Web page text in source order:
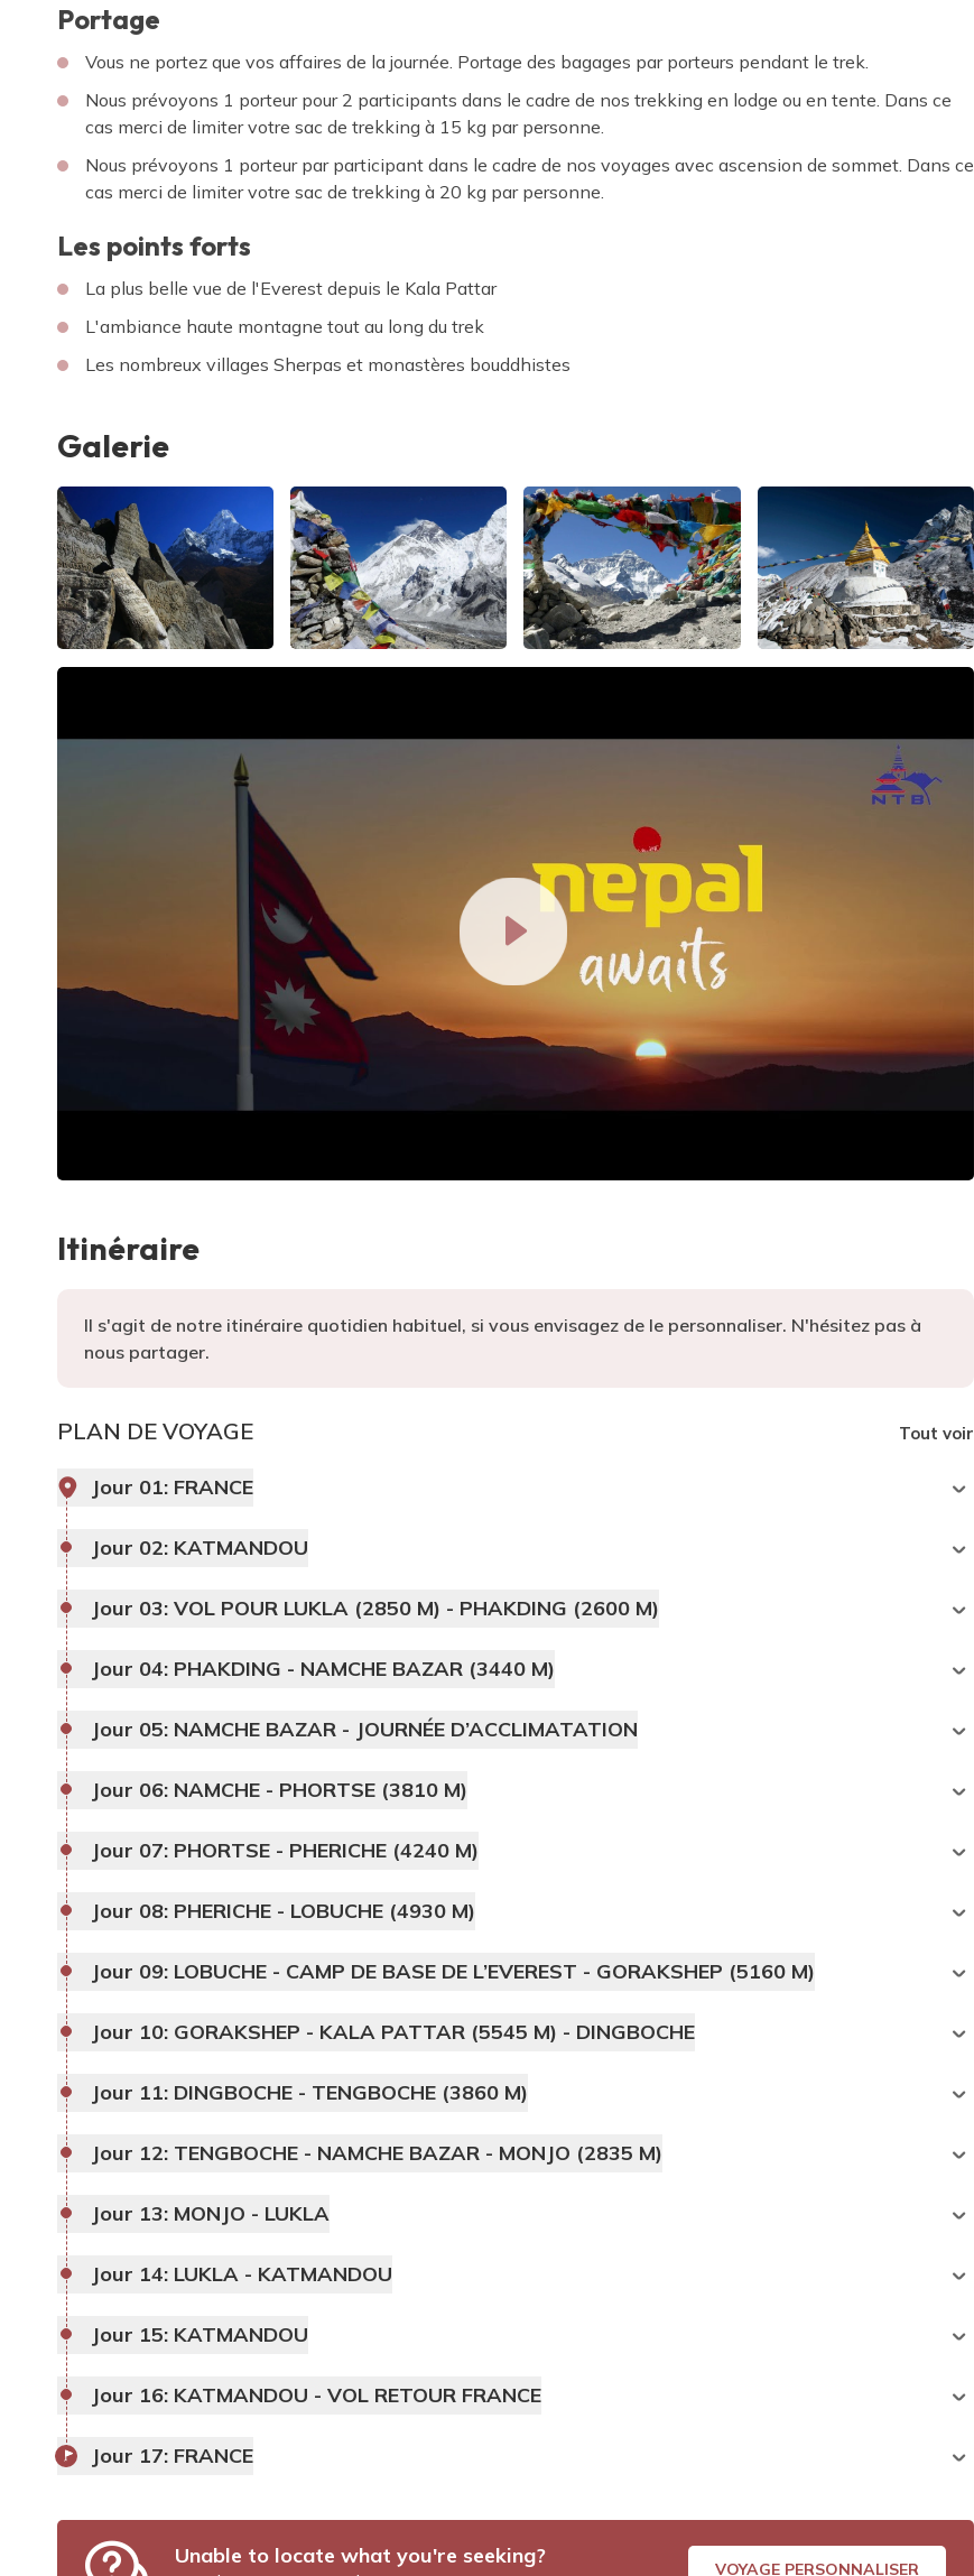
Portage
Vous ne portez que vos affaires de la journée. Portage des bagages par porteurs pendant le trek.
Nous prévoyons 1 porteur pour 2 participants dans le cadre de nos trekking en lodge ou en tente. Dans ce
cas merci de limiter votre sac de trekking à 15 kg par personne.
Nous prévoyons 1 porteur par participant dans le cadre de nos voyages avec ascension de sommet. Dans ce
cas merci de limiter votre sac de trekking à 20 kg par personne.
Les points forts
La plus belle vue de l'Everest depuis le Kala Pattar
L'ambiance haute montagne tout au long du trek
Les nombreux villages Sherpas et monastères bouddhistes
Galerie
Itinéraire
Il s'agit de notre itinéraire quotidien habituel, si vous envisagez de le personnaliser. N'hésitez pas à
nous partager.
PLAN DE VOYAGE Tout voir
Jour 01: FRANCE
Jour 02: KATMANDOU
Jour 03: VOL POUR LUKLA (2850 M) - PHAKDING (2600 M)
Jour 04: PHAKDING - NAMCHE BAZAR (3440 M)
Jour 05: NAMCHE BAZAR - JOURNÉE D’ACCLIMATATION
Jour 06: NAMCHE - PHORTSE (3810 M)
Jour 07: PHORTSE - PHERICHE (4240 M)
Jour 08: PHERICHE - LOBUCHE (4930 M)
Jour 09: LOBUCHE - CAMP DE BASE DE L’EVEREST - GORAKSHEP (5160 M)
Jour 10: GORAKSHEP - KALA PATTAR (5545 M) - DINGBOCHE
Jour 11: DINGBOCHE - TENGBOCHE (3860 M)
Jour 12: TENGBOCHE - NAMCHE BAZAR - MONJO (2835 M)
Jour 13: MONJO - LUKLA
Jour 14: LUKLA - KATMANDOU
Jour 15: KATMANDOU
Jour 16: KATMANDOU - VOL RETOUR FRANCE
Jour 17: FRANCE
Unable to locate what you're seeking?
VOYAGE PERSONNALISER